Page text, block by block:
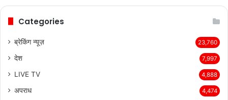
Categories
ब्रेकिंग न्यूज़ 23,760
देश 7,997
LIVE TV 4,888
अपराध 4,474